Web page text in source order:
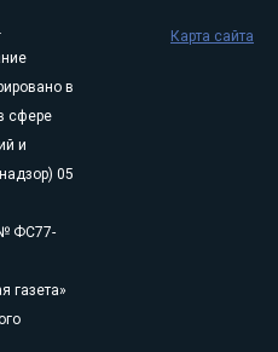
в
сфере
и
05
№ ФС77-
газета»
Карта сайта